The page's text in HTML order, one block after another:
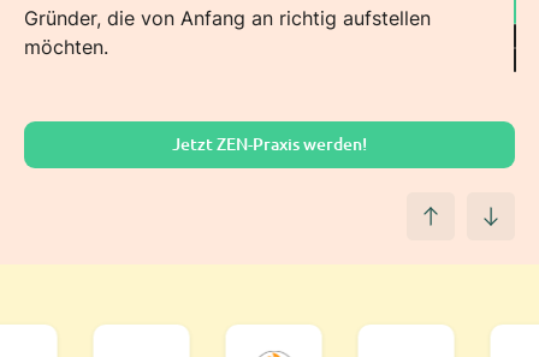
Gründer, die von Anfang an richtig aufstellen
möchten.
Jetzt ZEN-Praxis werden!
Gründer, die von Anfang an richtig aufstellen
möchten.
Jetzt ZEN-Praxis werden!